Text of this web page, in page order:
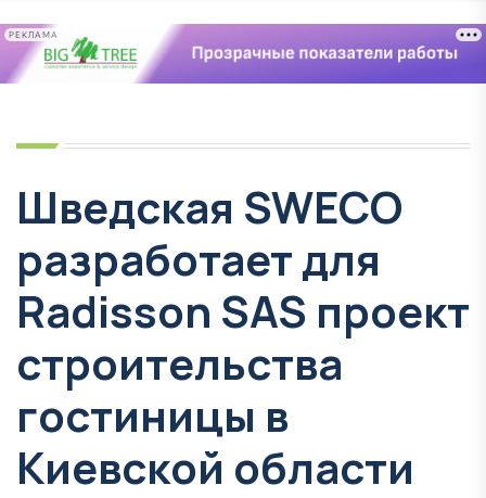
РЕКЛАМА
Шведская SWECO
разработает для
Radisson SAS проект
строительства
гостиницы в
Киевской области